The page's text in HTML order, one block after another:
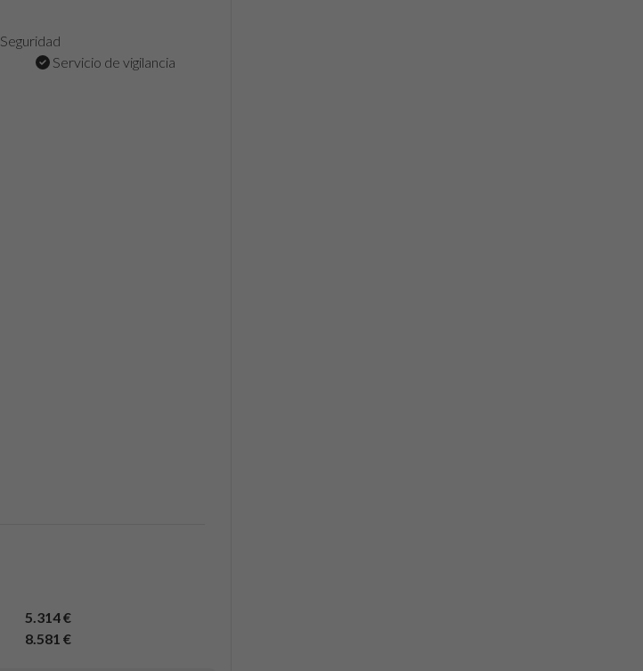
Seguridad
Servicio de vigilancia
5.314 €
8.581 €